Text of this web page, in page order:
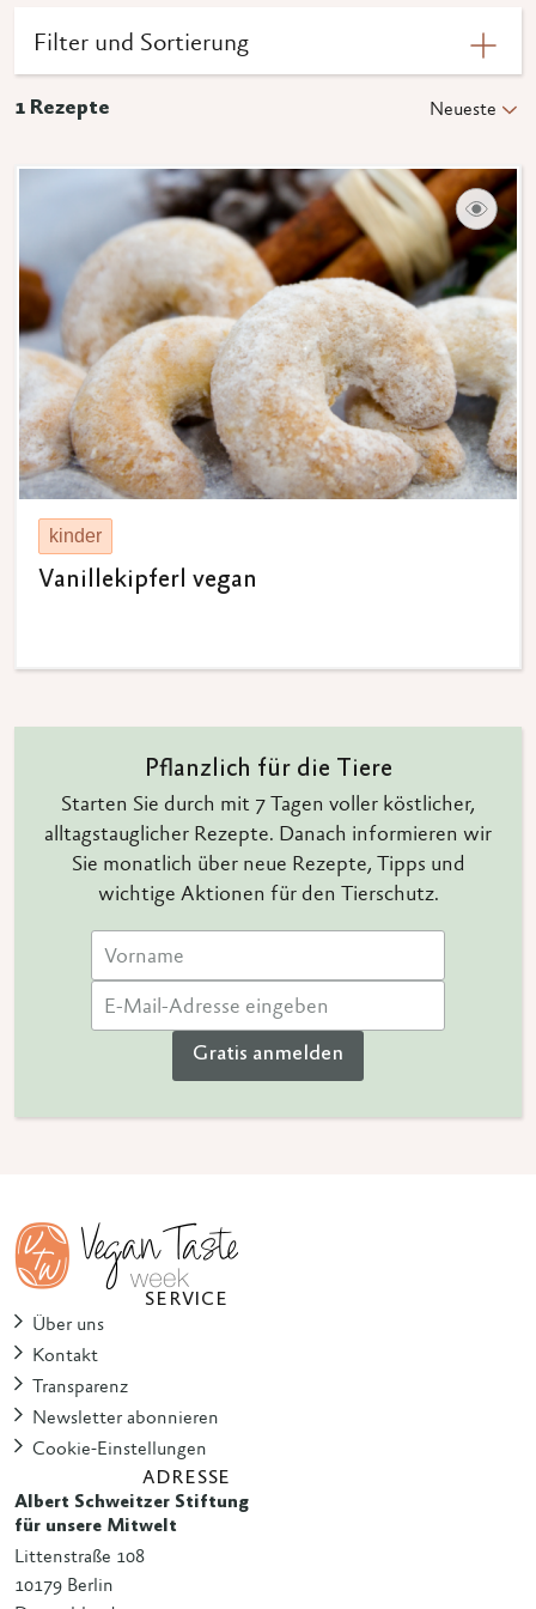
Filter und Sortierung
1 Rezepte Neueste
kinder
Vanillekipferl vegan
Pflanzlich für die Tiere
Starten Sie durch mit 7 Tagen voller köstlicher,
alltagstauglicher Rezepte. Danach informieren wir
Sie monatlich über neue Rezepte, Tipps und
wichtige Aktionen für den Tierschutz.
Gratis anmelden
SERVICE
Über uns
Kontakt
Transparenz
Newsletter abonnieren
Cookie-Einstellungen
ADRESSE
Albert Schweitzer Stiftung
für unsere Mitwelt
Littenstraße 108
10179 Berlin